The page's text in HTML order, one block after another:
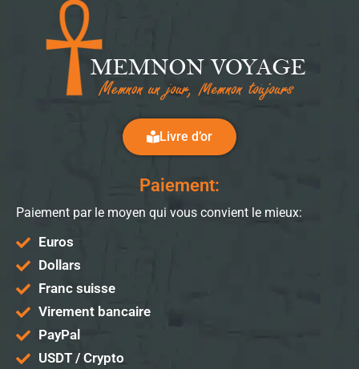
Livre d’or
Paiement:
Paiement par le moyen qui vous convient le mieux:
Euros
Dollars
Franc suisse
Virement bancaire
PayPal
USDT / Crypto